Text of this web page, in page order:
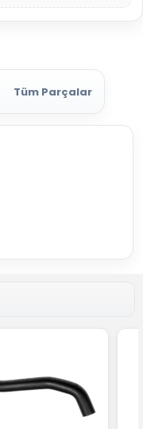
Tüm Parçalar